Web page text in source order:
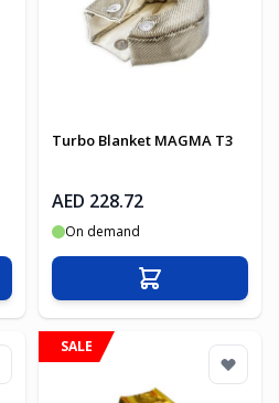
Turbo Blanket MAGMA T3
AED 228.72
On demand
Add to Cart
SALE